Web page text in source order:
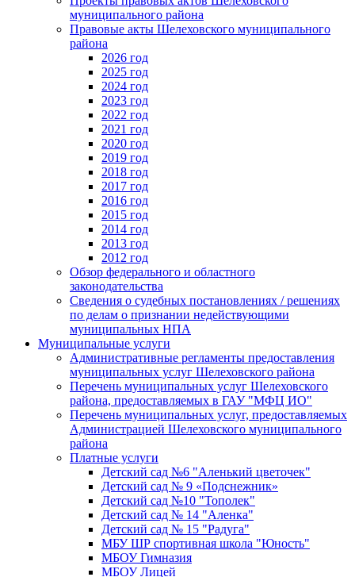
муниципального района
Правовые акты Шелеховского муниципального
района
2026 год
2025 год
2024 год
2023 год
2022 год
2021 год
2020 год
2019 год
2018 год
2017 год
2016 год
2015 год
2014 год
2013 год
2012 год
Обзор федерального и областного
законодательства
Сведения о судебных постановлениях / решениях
по делам о признании недействующими
муниципальных НПА
Муниципальные услуги
Административные регламенты предоставления
муниципальных услуг Шелеховского района
Перечень муниципальных услуг Шелеховского
района, предоставляемых в ГАУ "МФЦ ИО"
Перечень муниципальных услуг, предоставляемых
Администрацией Шелеховского муниципального
района
Платные услуги
Детский сад №6 "Аленький цветочек"
Детский сад № 9 «Подснежник»
Детский сад №10 "Тополек"
Детский сад № 14 "Аленка"
Детский сад № 15 "Радуга"
МБУ ШР спортивная школа "Юность"
МБОУ Гимназия
МБОУ Лицей